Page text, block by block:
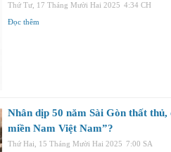
Thứ Tư, 17 Tháng Mười Hai 2025 4:34 CH
Đọc thêm
Nhân dịp 50 năm Sài Gòn thất
miền Nam Việt Nam”?
Thứ Hai, 15 Tháng Mười Hai 2025 7:00 SA